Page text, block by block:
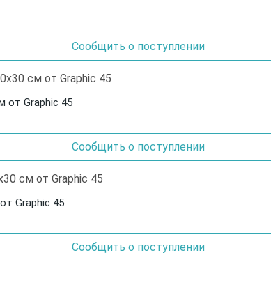
Сообщить о поступлении
от Graphic 45
Сообщить о поступлении
Graphic 45
Сообщить о поступлении